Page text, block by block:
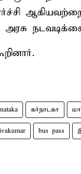
நடவடிக்கை
கர்நாடகா
bus pass